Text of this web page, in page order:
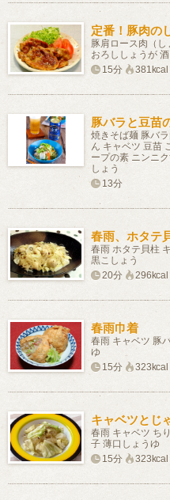
定番！豚肉の
豚肩ロース肉（し
おろししょうが
15分
381kcal
豚バラと豆苗
焼きそば麺 豚バ
ん キャベツ 豆苗
ープの素 ニンニ
しょう
13分
春雨、ホタテ
春雨 ホタテ貝柱
黒こしょう
20分
296kcal
春雨巾着
春雨 キャベツ 豚
ゆ
15分
323kcal
キャベツとじ
春雨 キャベツ ち
子 薄口しょうゆ
15分
323kcal